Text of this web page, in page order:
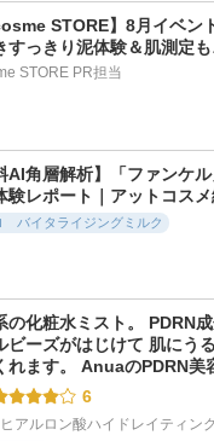
STORE】8月イベン
すっきり泥体験＆肌測定も
STORE PR担当
AI角層解析】「ファンケ
験レポート｜アットコスメ
バイタライジングミルク
の化粧水ミスト。 PDRN
ビーズがはじけて 肌にう
れます。 AnuaのPDRN
6
アルロン酸ハイドレイティン